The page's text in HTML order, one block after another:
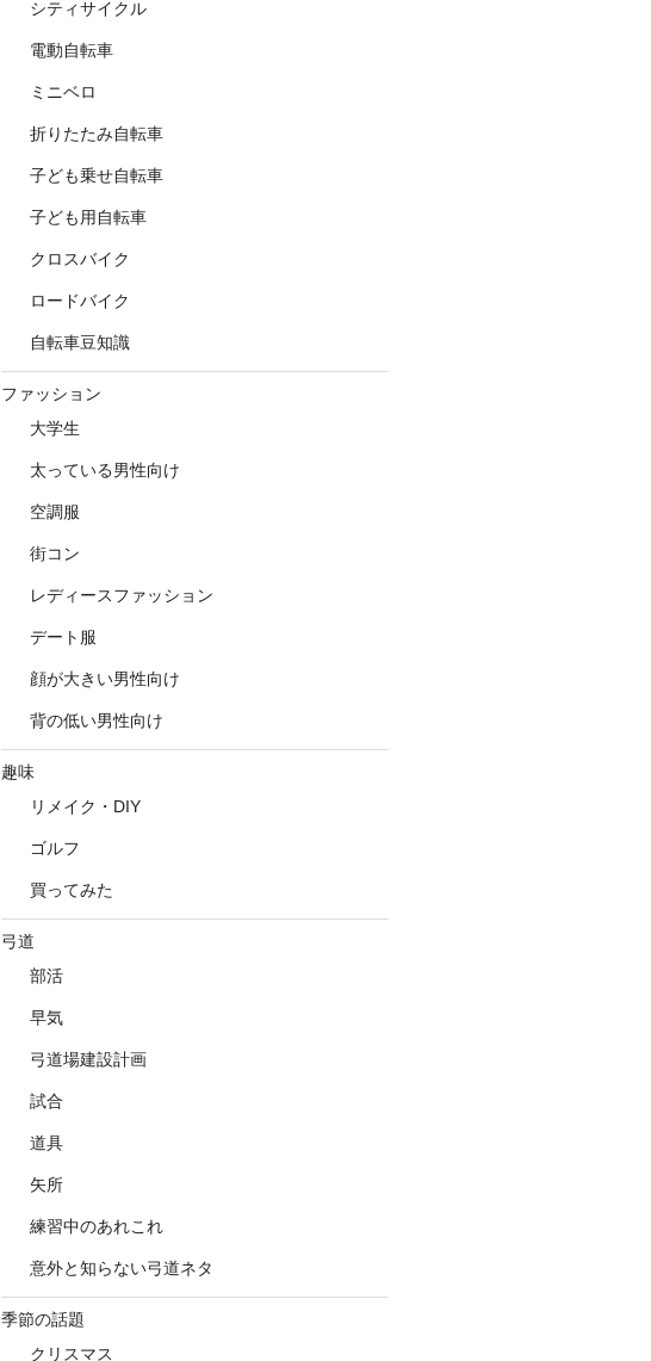
シティサイクル
電動自転車
ミニベロ
折りたたみ自転車
子ども乗せ自転車
子ども用自転車
クロスバイク
ロードバイク
自転車豆知識
ファッション
大学生
太っている男性向け
空調服
街コン
レディースファッション
デート服
顔が大きい男性向け
背の低い男性向け
趣味
リメイク・DIY
ゴルフ
買ってみた
弓道
部活
早気
弓道場建設計画
試合
道具
矢所
練習中のあれこれ
意外と知らない弓道ネタ
季節の話題
クリスマス